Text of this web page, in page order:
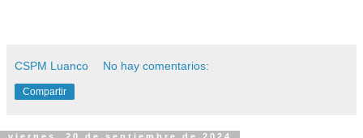
CSPM Luanco No hay comentarios:
Compartir